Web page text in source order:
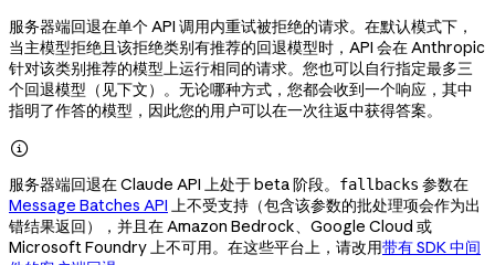
服务器端回退在单个 API 调用内重试被拒绝的请求。在默认模式下，
当主模型拒绝且该拒绝类别有推荐的回退模型时，API 会在 Anthropic
针对该类别推荐的模型上运行相同的请求。您也可以自行指定最多三
个回退模型（见下文）。无论哪种方式，您都会收到一个响应，其中
指明了作答的模型，因此您的用户可以在一次往返中获得答案。

服务器端回退在 Claude API 上处于 beta 阶段。 fallbacks 参数在
Message Batches API 上不受支持（包含该参数的批处理项会作为出
错结果返回），并且在 Amazon Bedrock、Google Cloud 或
Microsoft Foundry 上不可用。在这些平台上，请改用带有 SDK 中间